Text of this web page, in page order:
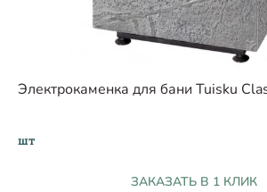
Электрокаменка для бани Tuisku
шт
ЗАКАЗАТЬ В 1 КЛИК